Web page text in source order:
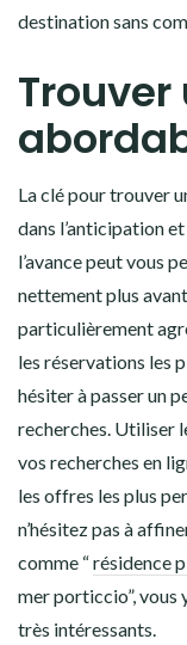
destination sans
La clé pour trouver
dans l’anticipation
l’avance peut vous
nettement plus
particulièrement
les réservations les
hésiter à passer un
recherches. Utiliser
vos recherches en
les offres les plus
n’hésitez pas à
comme “résidence
mer porticcio”, vous
très intéressants.